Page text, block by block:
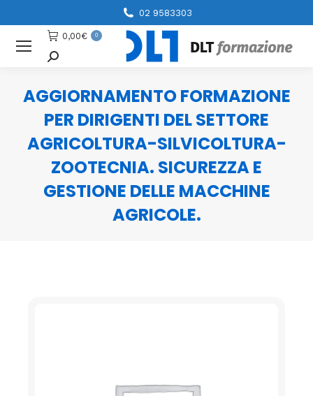
02 9583303
0,00€ 0
Cerca
AGGIORNAMENTO FORMAZIONE
PER DIRIGENTI DEL SETTORE
AGRICOLTURA-SILVICOLTURA-
ZOOTECNIA. SICUREZZA E
GESTIONE DELLE MACCHINE
AGRICOLE.